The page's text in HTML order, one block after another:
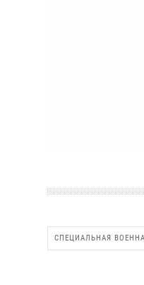
СПЕЦИАЛЬНАЯ